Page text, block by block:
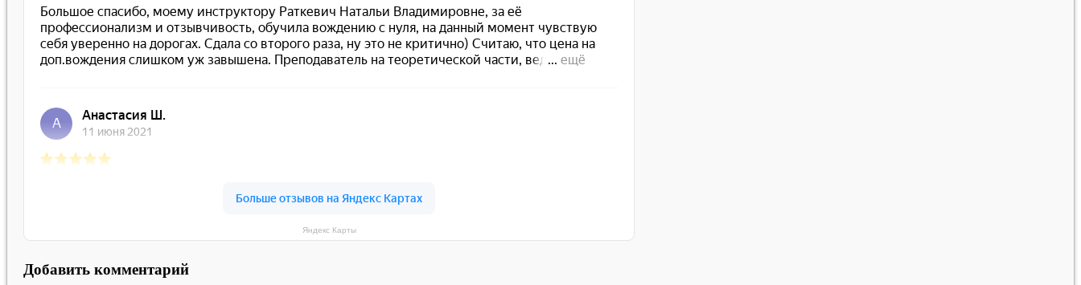
Яндекс Карты
Добавить комментарий